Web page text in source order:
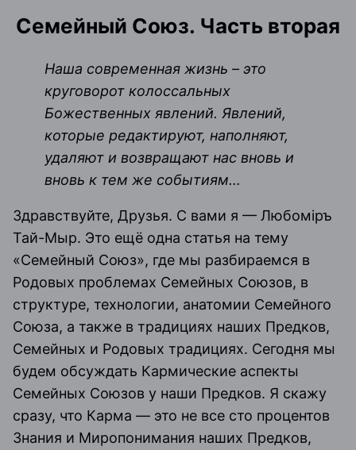
Семейный Союз. Часть вторая
Наша современная жизнь – это
круговорот колоссальных
Божественных явлений. Явлений,
которые редактируют, наполняют,
удаляют и возвращают нас вновь и
вновь к тем же событиям…
Здравствуйте, Друзья. С вами я — Любомiръ
Тай-Мыр. Это ещё одна статья на тему
«Семейный Союз», где мы разбираемся в
Родовых проблемах Семейных Союзов, в
структуре, технологии, анатомии Семейного
Союза, а также в традициях наших Предков,
Семейных и Родовых традициях. Сегодня мы
будем обсуждать Кармические аспекты
Семейных Союзов у наши Предков. Я скажу
сразу, что Карма — это не все сто процентов
Знания и Миропонимания наших Предков,